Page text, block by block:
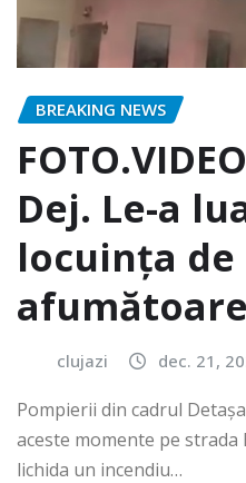
BREAKING NEWS
Dej. Le-a
locuința de
afumătoare
clujazi dec. 21,
Pompierii din cadrul
aceste momente pe
lichida un incendiu…